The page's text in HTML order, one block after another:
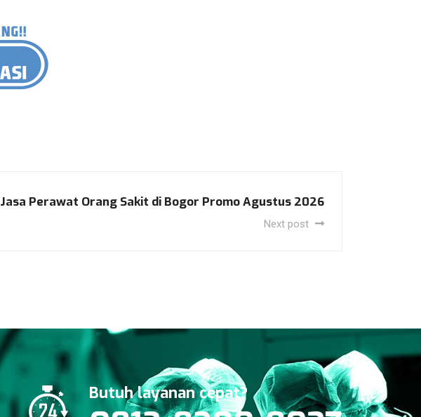
Jasa Perawat Orang Sakit di Bogor Promo Agustus 2026
Next post
Butuh layanan cepat?